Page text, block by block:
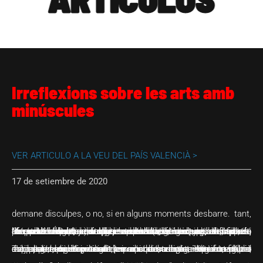
Irreflexions sobre les arts amb
minúscules
VER ARTICULO A LA VEU DEL PAÍS VALENCIÀ >
17 de setiembre de 2020
Aquestes ratlles les he fetes des de la meua posició d’afeccionat a l’art d’avantguarda, marginal o perifèric en general i com a practicant en algunes de les seues branques des de fa més de 40 anys. El que vol dir, que no intente, en absolut, assentar càtedra en res, entre altres coses perquè, precisament és d’això del que he estat fugint tota la meua vida creativa, és a dir, vull crear sota la inutilitat artística que flueix de la idiotesa innocent del boig forassenyat, i també perquè assentar una càtedra en un tamboret de fusta ha de ser denigrant per a aquesta classe d’institucions. Per tant, demane disculpes, o no, si en alguns moments desbarre.
Dins del complex concepte d’art (lingüístic, plàstic, sonor, corporal i d’altres), tothom destacaria, de seguida, quatre disciplines molt concretes: pintura, escultura, música i literatura. És evident que, hui en dia, la mixtura de l’art és, afortunadament, un fet ja inapel·lable; és a dir, les disciplines pures tendeixen a dialogar amb altres branques artístiques, abans aïllades unes de les altres. La barreja, la fusió, la “interculturalitat” creuada entre elles ha generat, des de fa més d’un segle, una nova manera de fer i comprendre l’art; tanmateix la majoria dels mortals continua amb la fixació d’aquestes quatre disciplines esmentades.
Tot plegat, caldria concretar una mica més, entrant, fil per randa, per què el gruix de la societat continua identificant l’art com si estiguérem al principi del segle XX. L’evolució d’aquestes quatre matèries mencionades anteriorment, al meu parer, no han tingut, en absolut, el mateix recorregut i, sobretot, el mateix abast envers la societat —diguem-ne no especialitzada— i per tant la mateixa acceptació per un públic majoritari, encara, insistic, que aquest estiga mancat d’una mínima educació cultural.